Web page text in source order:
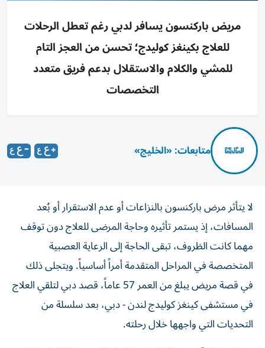
مريض باركنسون يسافر لدبي رغم تعطل الرحلات
للعلاج بكينغز كوليدج؛ تحسن من العجز التام
للمشي والكلام والاستقلال بدعم فريق متعدد
التخصصات
متابعات: «الخليج»
لا يتأثر مرض باركنسون بالنزاعات أو عدم الاستقرار أو بُعد
المسافات، إذ يستمر تأثيره وحاجة المرضى للعلاج دون توقف
مهما كانت الظروف، تبقى الحاجة إلى الرعاية العصبية
المتخصصة في المراحل المتقدمة أمراً أساسياً. ويتجلى ذلك
في قصة مريض يبلغ من العمر 57 عاماً، قصد دبي لتلقي العلاج
في مستشفى كينغز كوليدج لندن - دبي، بعد سلسلة من
التحديات التي واجهها خلال رحلته.